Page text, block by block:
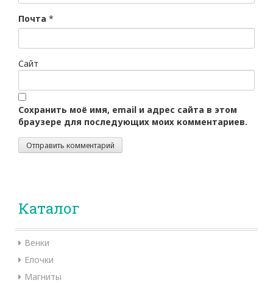
Почта *
Сайт
Сохранить моё имя, email и адрес сайта в этом
браузере для последующих моих комментариев.
Каталог
Венки
Елочки
Магниты